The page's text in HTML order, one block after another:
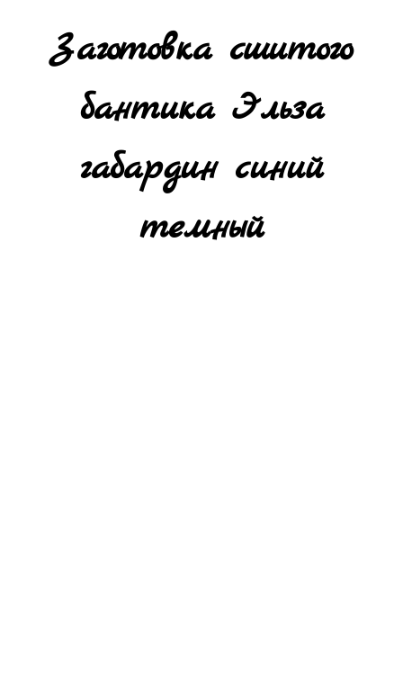
Заготовка сшитого
бантика Эльза
габардин синий
темный